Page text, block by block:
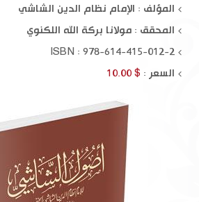
المؤلف : الإمام نظام الدين الشاشي
المحقق : مولانا بركة الله اللكنوي
ISBN : 978-614-415-012-2
السعر : $ 10.00